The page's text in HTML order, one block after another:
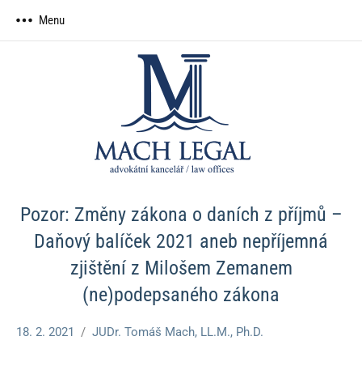
Menu
kancelář
Pozor: Změny zákona o daních z příjmů –
Daňový balíček 2021 aneb nepříjemná
zjištění z Milošem Zemanem
(ne)podepsaného zákona
18. 2. 2021 JUDr. Tomáš Mach, LL.M., Ph.D.